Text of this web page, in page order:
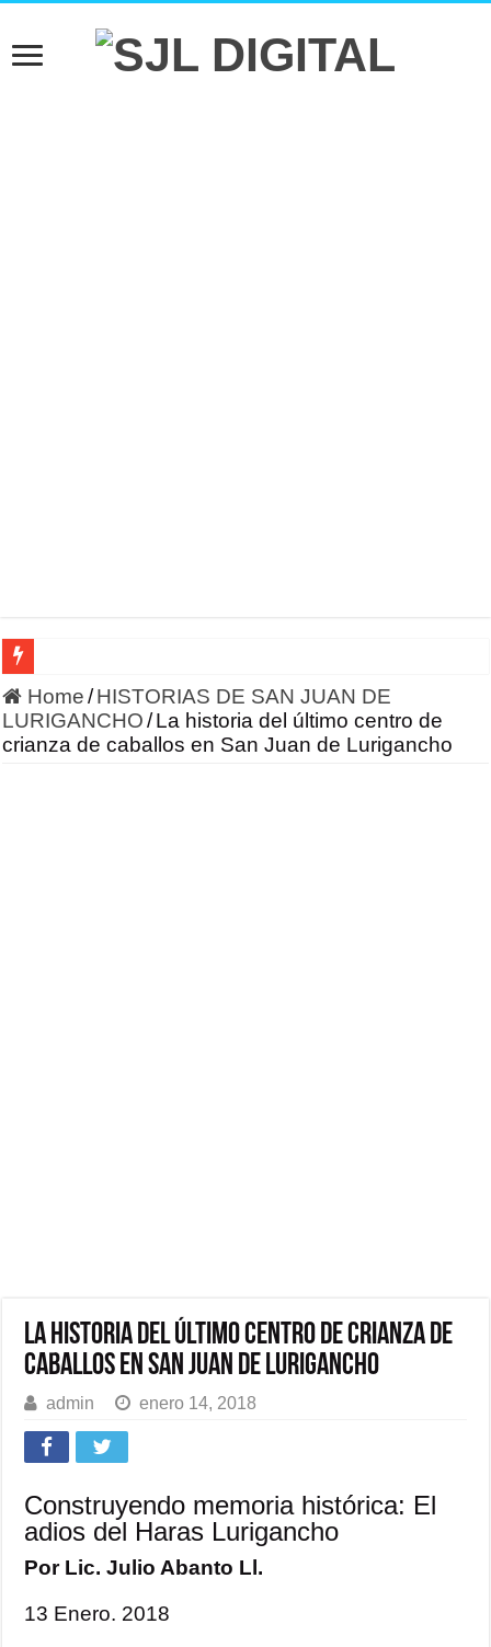
Home /HISTORIAS DE SAN JUAN DE
LURIGANCHO /La historia del último centro de
crianza de caballos en San Juan de Lurigancho
La historia del último centro de crianza de
caballos en San Juan de Lurigancho
admin enero 14, 2018
Construyendo memoria histórica: El
adios del Haras Lurigancho
Por Lic. Julio Abanto Ll.
13 Enero. 2018